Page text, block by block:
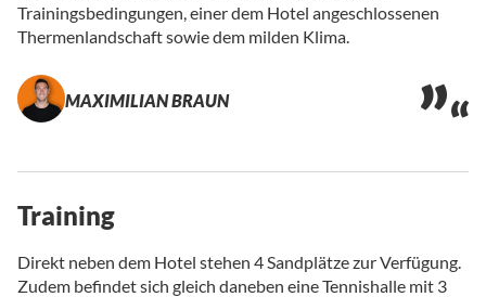
Trainingsbedingungen, einer dem Hotel angeschlossenen
Thermenlandschaft sowie dem milden Klima.
MAXIMILIAN BRAUN
Training
Direkt neben dem Hotel stehen 4 Sandplätze zur Verfügung.
Zudem befindet sich gleich daneben eine Tennishalle mit 3